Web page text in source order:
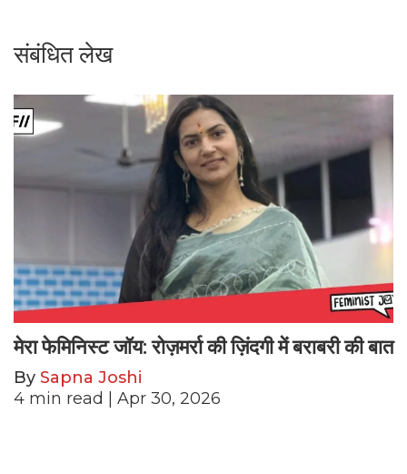
संबंधित लेख
मेरा फेमिनिस्ट जॉय: रोज़मर्रा की ज़िंदगी में बराबरी की बात
By Sapna Joshi
4 min read | Apr 30, 2026